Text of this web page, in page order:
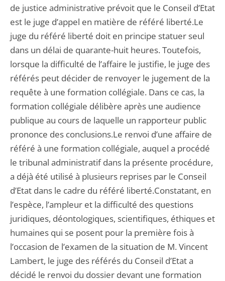
de justice administrative prévoit que le Conseil d’Etat
est le juge d’appel en matière de référé liberté.Le
juge du référé liberté doit en principe statuer seul
dans un délai de quarante-huit heures. Toutefois,
lorsque la difficulté de l’affaire le justifie, le juge des
référés peut décider de renvoyer le jugement de la
requête à une formation collégiale. Dans ce cas, la
formation collégiale délibère après une audience
publique au cours de laquelle un rapporteur public
prononce des conclusions.Le renvoi d’une affaire de
référé à une formation collégiale, auquel a procédé
le tribunal administratif dans la présente procédure,
a déjà été utilisé à plusieurs reprises par le Conseil
d’Etat dans le cadre du référé liberté.Constatant, en
l’espèce, l’ampleur et la difficulté des questions
juridiques, déontologiques, scientifiques, éthiques et
humaines qui se posent pour la première fois à
l’occasion de l’examen de la situation de M. Vincent
Lambert, le juge des référés du Conseil d’Etat a
décidé le renvoi du dossier devant une formation